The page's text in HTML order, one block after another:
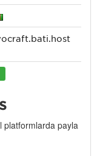
platformlarda payla